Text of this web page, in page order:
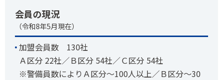
会員の現況
（令和8年5月現在）
加盟会員数 130社
Ａ区分 22社／Ｂ区分 54社／Ｃ区分 54社
※警備員数によりＡ区分～100人以上／Ｂ区分～30